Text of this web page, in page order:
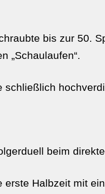
bis zur 50.
„Schaulaufen“.
beim
Halbzeit mit